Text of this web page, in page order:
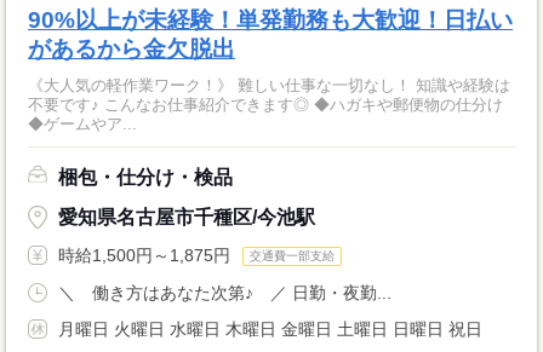
90%以上が未経験！単発勤務も大歓迎！日払い
があるから金欠脱出
《大人気の軽作業ワーク！》 難しい仕事な一切なし！ 知識や経験は
不要です♪ こんなお仕事紹介できます◎ ◆ハガキや郵便物の仕分け
◆ゲームやア...
梱包・仕分け・検品
愛知県名古屋市千種区/今池駅
時給1,500円～1,875円 交通費一部支給
＼ 働き方はあなた次第♪ ／ 日勤・夜勤...
月曜日 火曜日 水曜日 木曜日 金曜日 土曜日 日曜日 祝日